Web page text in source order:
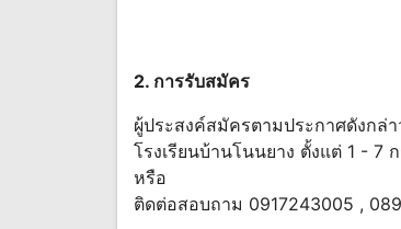
2. การรับสมัคร
ผู้ประสงค์สมัครตามประกาศดังกล่
โรงเรียนบ้านโนนยาง ตั้งแต่ 1 - 7
หรือ
ติดต่อสอบถาม 0917243005 ,